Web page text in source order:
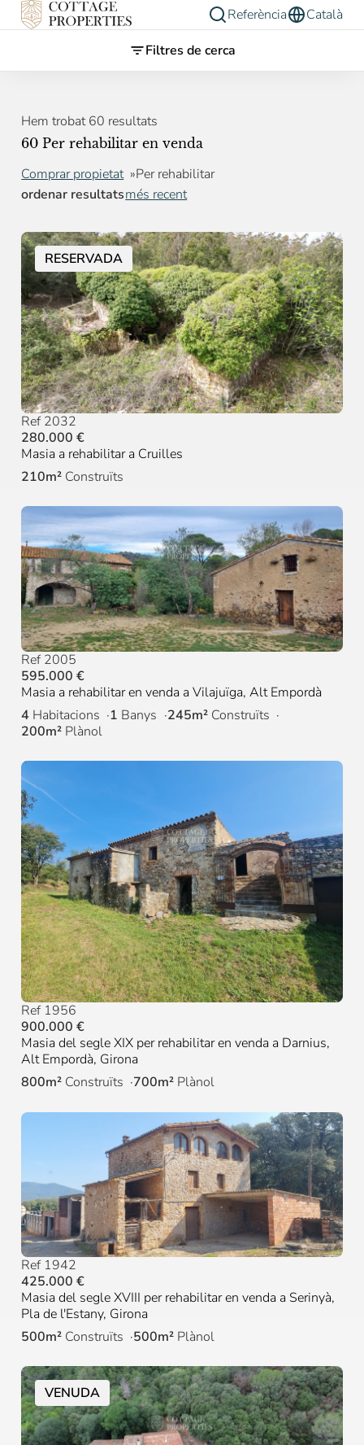
Referència
Català
Filtres de cerca
Hem trobat 60 resultats
60 Per rehabilitar en venda
Comprar propietat
Per rehabilitar
ordenar resultatsmés recent
RESERVADA
Ref 2032
280.000 €
Masia a rehabilitar a Cruilles
210m² Construïts
Ref 2005
595.000 €
Masia a rehabilitar en venda a Vilajuïga, Alt Empordà
4 Habitacions 1 Banys 245m² Construïts
200m² Plànol
Ref 1956
900.000 €
Masia del segle XIX per rehabilitar en venda a Darnius,
Alt Empordà, Girona
800m² Construïts 700m² Plànol
Ref 1942
425.000 €
Masia del segle XVIII per rehabilitar en venda a Serinyà,
Pla de l'Estany, Girona
500m² Construïts 500m² Plànol
VENUDA